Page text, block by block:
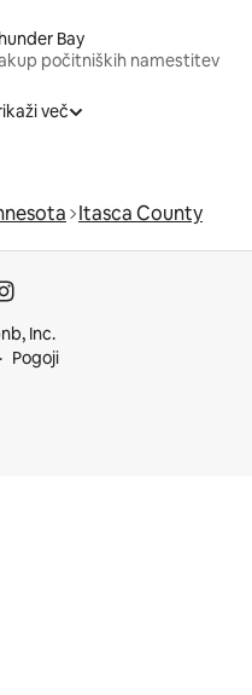
Bay
počitniških namestitev
več
Itasca County
Inc.
Pogoji